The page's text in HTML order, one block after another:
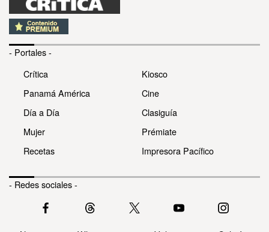
- Portales -
Crítica
Panamá América
Día a Día
Mujer
Recetas
Kiosco
Cine
Clasiguía
Prémiate
Impresora Pacífico
- Redes sociales -